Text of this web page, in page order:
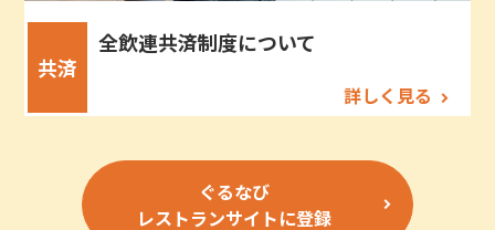
共済
全飲連共済制度について
詳しく見る
ぐるなび
レストランサイトに登録